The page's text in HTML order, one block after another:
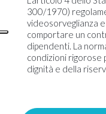
300/1970)
videosorveglianza
comportare un
dipendenti. La
condizioni rigorose
dignità e della